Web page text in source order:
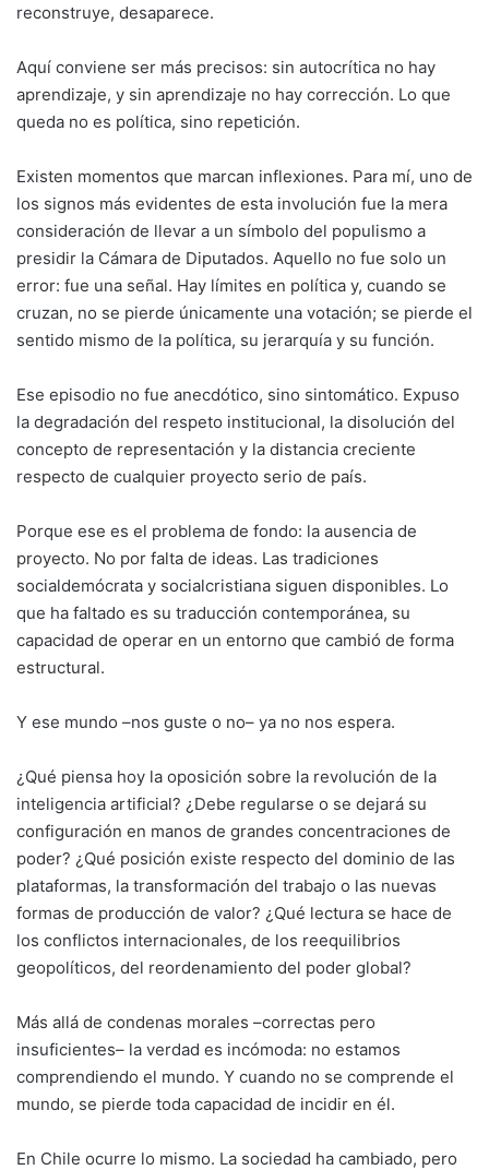
reconstruye, desaparece.
Aquí conviene ser más precisos: sin autocrítica no hay
aprendizaje, y sin aprendizaje no hay corrección. Lo que
queda no es política, sino repetición.
Existen momentos que marcan inflexiones. Para mí, uno de
los signos más evidentes de esta involución fue la mera
consideración de llevar a un símbolo del populismo a
presidir la Cámara de Diputados. Aquello no fue solo un
error: fue una señal. Hay límites en política y, cuando se
cruzan, no se pierde únicamente una votación; se pierde el
sentido mismo de la política, su jerarquía y su función.
Ese episodio no fue anecdótico, sino sintomático. Expuso
la degradación del respeto institucional, la disolución del
concepto de representación y la distancia creciente
respecto de cualquier proyecto serio de país.
Porque ese es el problema de fondo: la ausencia de
proyecto. No por falta de ideas. Las tradiciones
socialdemócrata y socialcristiana siguen disponibles. Lo
que ha faltado es su traducción contemporánea, su
capacidad de operar en un entorno que cambió de forma
estructural.
Y ese mundo –nos guste o no– ya no nos espera.
¿Qué piensa hoy la oposición sobre la revolución de la
inteligencia artificial? ¿Debe regularse o se dejará su
configuración en manos de grandes concentraciones de
poder? ¿Qué posición existe respecto del dominio de las
plataformas, la transformación del trabajo o las nuevas
formas de producción de valor? ¿Qué lectura se hace de
los conflictos internacionales, de los reequilibrios
geopolíticos, del reordenamiento del poder global?
Más allá de condenas morales –correctas pero
insuficientes– la verdad es incómoda: no estamos
comprendiendo el mundo. Y cuando no se comprende el
mundo, se pierde toda capacidad de incidir en él.
En Chile ocurre lo mismo. La sociedad ha cambiado, pero